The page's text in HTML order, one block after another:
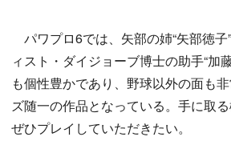
パワプロ6では、矢部の姉“矢部徳
ィスト・ダイジョーブ博士の助手“加
も個性豊かであり、野球以外の面も
ズ随一の作品となっている。手に取る
ぜひプレイしていただきたい。